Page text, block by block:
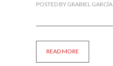
READ MORE
POSTED BY GRABIEL GARCÍA